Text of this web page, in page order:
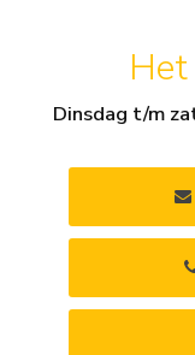
Dinsdag t/m